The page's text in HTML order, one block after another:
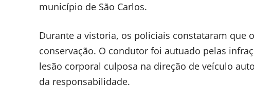
município de São Carlos.
Durante a vistoria, os policiais constataram que
conservação. O condutor foi autuado pelas
lesão corporal culposa na direção de veículo
da responsabilidade.